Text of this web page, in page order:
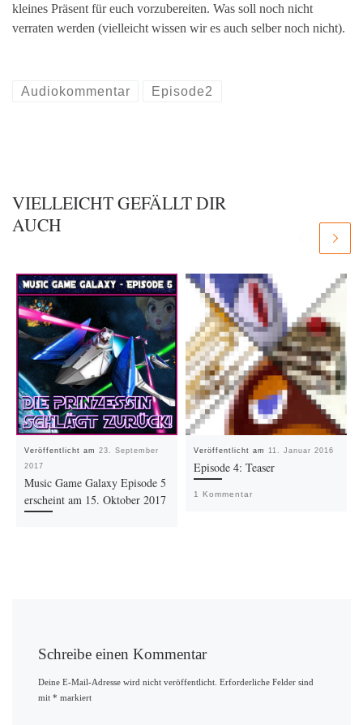
kleines Präsent für euch vorzubereiten. Was soll noch nicht
verraten werden (vielleicht wissen wir es auch selber noch nicht).
Audiokommentar Episode2
VIELLEICHT GEFÄLLT DIR
AUCH
Veröffentlicht am23. September
2017
Music Game Galaxy Episode 5
erscheint am 15. Oktober 2017
Veröffentlicht am11. Januar 2016
Episode 4: Teaser
1 Kommentar
Schreibe einen Kommentar
Deine E-Mail-Adresse wird nicht veröffentlicht. Erforderliche Felder sind
mit* markiert